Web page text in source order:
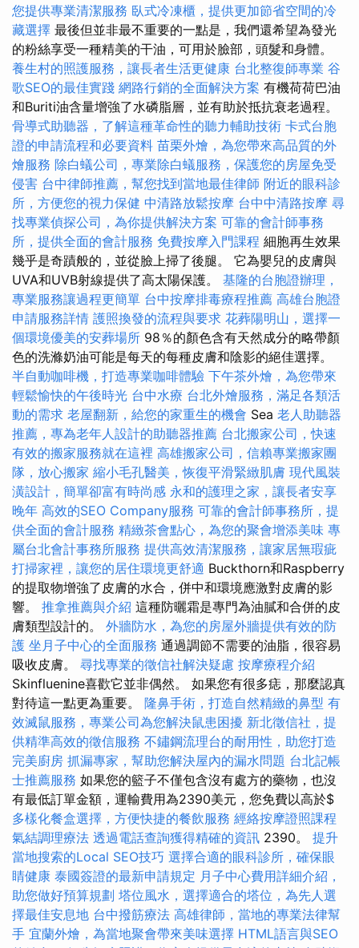
您提供專業清潔服務 臥式冷凍櫃，提供更加節省空間的冷
藏選擇 最後但並非最不重要的一點是，我們還希望為發光
的粉絲享受一種精美的干油，可用於臉部，頭髮和身體。
養生村的照護服務，讓長者生活更健康 台北整復師專業 谷
歌SEO的最佳實踐 網路行銷的全面解決方案 有機荷荷巴油
和Buriti油含量增強了水磷脂層，並有助於抵抗衰老過程。
骨導式助聽器，了解這種革命性的聽力輔助技術 卡式台胞
證的申請流程和必要資料 苗栗外燴，為您帶來高品質的外
燴服務 除白蟻公司，專業除白蟻服務，保護您的房屋免受
侵害 台中律師推薦，幫您找到當地最佳律師 附近的眼科診
所，方便您的視力保健 中清路放鬆按摩 台中中清路按摩 尋
找專業偵探公司，為你提供解決方案 可靠的會計師事務
所，提供全面的會計服務 免費按摩入門課程 細胞再生效果
幾乎是奇蹟般的，並從臉上掃了後腿。 它為嬰兒的皮膚與
UVA和UVB射線提供了高太陽保護。 基隆的台胞證辦理，
專業服務讓過程更簡單 台中按摩排毒療程推薦 高雄台胞證
申請服務詳情 護照換發的流程與要求 花葬陽明山，選擇一
個環境優美的安葬場所 98％的顏色含有天然成分的略帶顏
色的洗滌奶油可能是每天的每種皮膚和陰影的絕佳選擇。
半自動咖啡機，打造專業咖啡體驗 下午茶外燴，為您帶來
輕鬆愉快的午後時光 台中水療 台北外燴服務，滿足各類活
動的需求 老屋翻新，給您的家重生的機會 Sea 老人助聽器
推薦，專為老年人設計的助聽器推薦 台北搬家公司，快速
有效的搬家服務就在這裡 高雄搬家公司，信賴專業搬家團
隊，放心搬家 縮小毛孔醫美，恢復平滑緊緻肌膚 現代風裝
潢設計，簡單卻富有時尚感 永和的護理之家，讓長者安享
晚年 高效的SEO Company服務 可靠的會計師事務所，提
供全面的會計服務 精緻茶會點心，為您的聚會增添美味 專
屬台北會計事務所服務 提供高效清潔服務，讓家居無瑕疵
打掃家裡，讓您的居住環境更舒適 Buckthorn和Raspberry
的提取物增強了皮膚的水合，併中和環境應激對皮膚的影
響。 推拿推薦與介紹 這種防曬霜是專門為油膩和合併的皮
膚類型設計的。 外牆防水，為您的房屋外牆提供有效的防
護 坐月子中心的全面服務 通過調節不需要的油脂，很容易
吸收皮膚。 尋找專業的徵信社解決疑慮 按摩療程介紹
Skinfluenine喜歡它並非偶然。 如果您有很多痣，那麼認真
對待這一點更為重要。 隆鼻手術，打造自然精緻的鼻型 有
效滅鼠服務，專業公司為您解決鼠患困擾 新北徵信社，提
供精準高效的徵信服務 不鏽鋼流理台的耐用性，助您打造
完美廚房 抓漏專家，幫助您解決屋內的漏水問題 台北記帳
士推薦服務 如果您的籃子不僅包含沒有處方的藥物，也沒
有最低訂單金額，運輸費用為2390美元，您免費以高於$
多樣化餐盒選擇，方便快捷的餐飲服務 經絡按摩證照課程
氣結調理療法 透過電話查詢獲得精確的資訊 2390。 提升
當地搜索的Local SEO技巧 選擇合適的眼科診所，確保眼
睛健康 泰國簽證的最新申請規定 月子中心費用詳細介紹，
助您做好預算規劃 塔位風水，選擇適合的塔位，為先人選
擇最佳安息地 台中撥筋療法 高雄律師，當地的專業法律幫
手 宜蘭外燴，為當地聚會帶來美味選擇 HTML語言與SEO